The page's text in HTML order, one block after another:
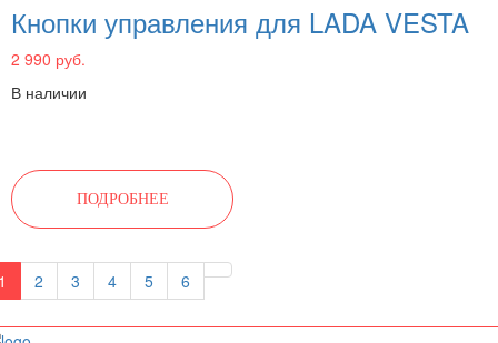
Кнопки управления для LADA VESTA
2 990 руб.
В наличии
ПОДРОБНЕЕ
2 3 4 5 6